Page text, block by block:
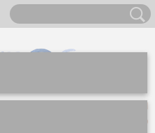
(0)